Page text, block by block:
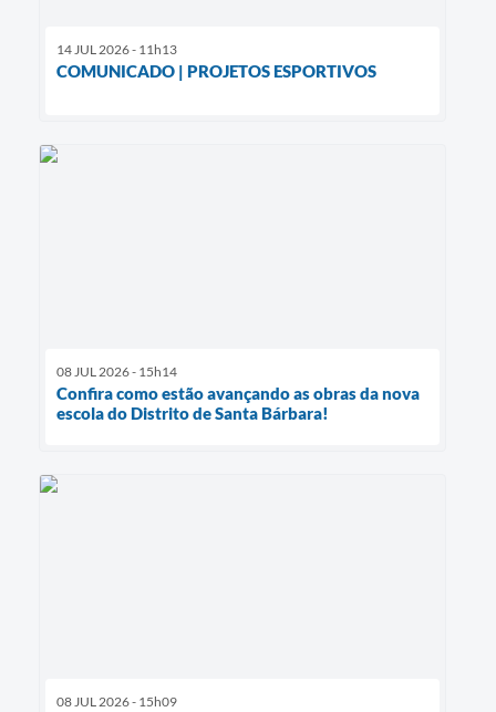
14 JUL 2026 - 11h13
COMUNICADO | PROJETOS ESPORTIVOS
08 JUL 2026 - 15h14
Confira como estão avançando as obras da nova
escola do Distrito de Santa Bárbara!
08 JUL 2026 - 15h09